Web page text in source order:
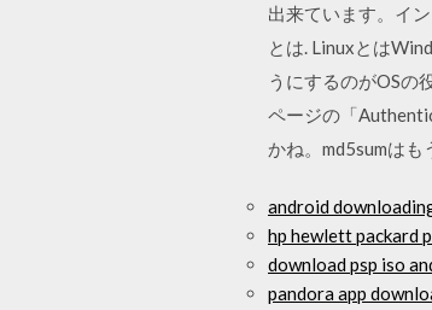
出来ています。イ
とは. Linuxとは
うにするのがOSの
ページの「
かね。md5sumは
android
hp hewlett packard
download psp iso
pandora app